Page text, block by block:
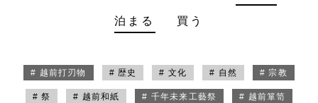
泊まる 買う
# 越前打刃物 # 歴史 # 文化 # 自然 # 宗教
# 祭 # 越前和紙 # 千年未来工藝祭 # 越前箪笥